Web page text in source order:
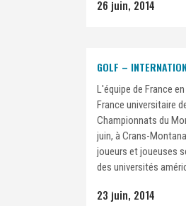
26 juin, 2014
GOLF –
L'équipe de France
France universitaire
Championnats du
juin, à Crans-
joueurs et joueuses
des universités
23 juin, 2014